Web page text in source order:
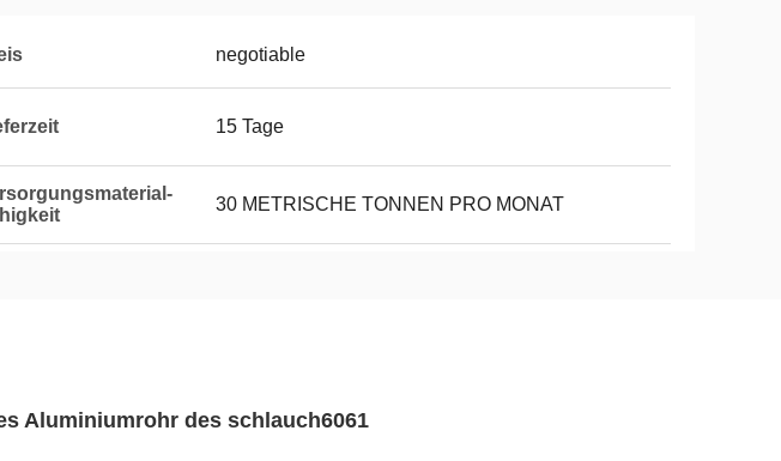
negotiable
15 Tage
30 METRISCHE TONNEN PRO MONAT
Aluminiumrohr des schlauch6061